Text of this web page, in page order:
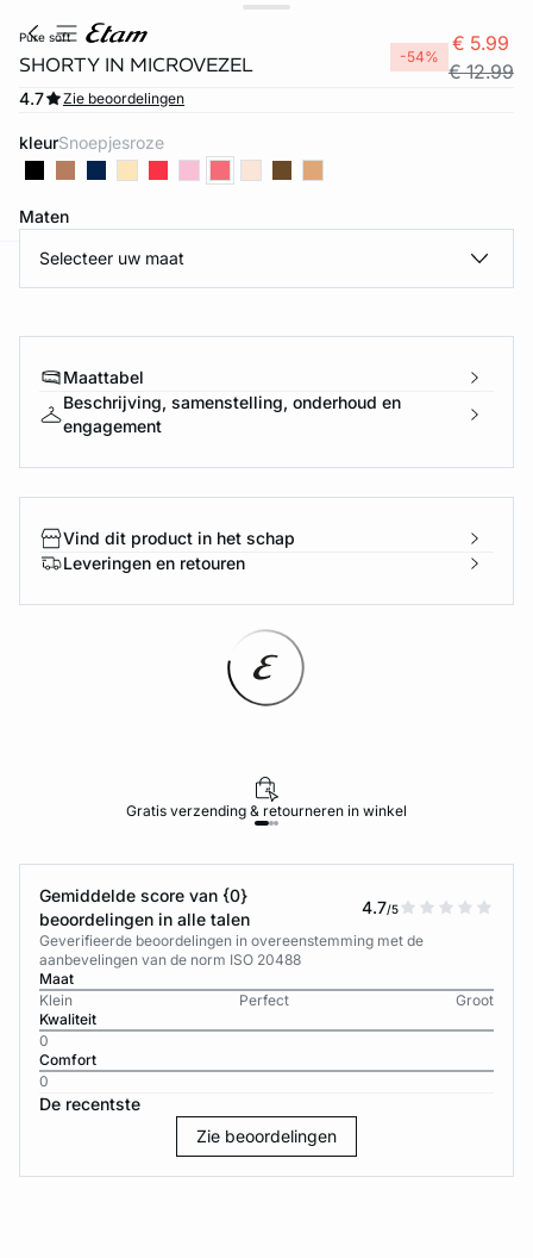
pure soft
SHORTY IN MICROVEZEL -54%
€ 5.99
€ 12.99
4.7 Zie beoordelingen
kleur snoepjesroze
Maten
Selecteer uw maat
Maattabel
Beschrijving, samenstelling, onderhoud en
engagement
Vind dit product in het schap
Leveringen en retouren
Gratis verzending & retourneren in winkel
Gemiddelde score van {0}
beoordelingen in alle talen
4.7/5
Geverifieerde beoordelingen in overeenstemming met de
aanbevelingen van de norm ISO 20488
Maat
Klein
Perfect
Groot
Kwaliteit
0
Comfort
0
De recentste
Zie beoordelingen